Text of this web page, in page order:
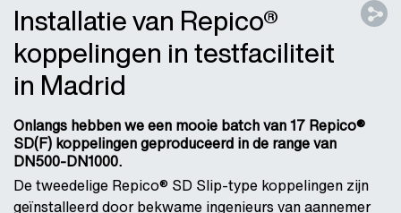
Installatie van Repico®
koppelingen in testfaciliteit
in Madrid
Onlangs hebben we een mooie batch van 17 Repico®
SD(F) koppelingen geproduceerd in de range van
DN500-DN1000.
De tweedelige Repico® SD Slip-type koppelingen zijn
geïnstalleerd door bekwame ingenieurs van aannemer